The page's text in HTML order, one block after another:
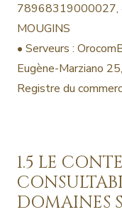
78968319000027,
MOUGINS
• Serveurs :
Eugène-Marziano
Registre du
1.5 LE
DOMAINES